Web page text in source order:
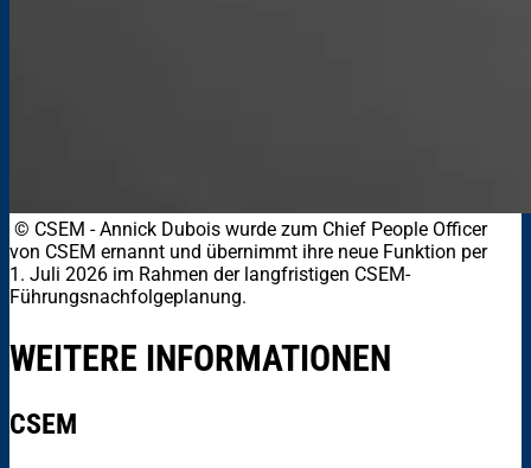
© CSEM -Annick Dubois wurde zum Chief People Officer
von CSEM ernannt und übernimmt ihre neue Funktion per
1. Juli 2026 im Rahmen der langfristigen CSEM-
Führungsnachfolgeplanung.
WEITERE INFORMATIONEN
CSEM